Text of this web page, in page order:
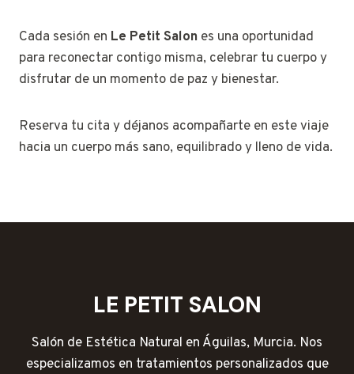
Cada sesión en Le Petit Salon es una oportunidad
para reconectar contigo misma, celebrar tu cuerpo y
disfrutar de un momento de paz y bienestar.
Reserva tu cita y déjanos acompañarte en este viaje
hacia un cuerpo más sano, equilibrado y lleno de vida.
LE PETIT SALON
Salón de Estética Natural en Águilas, Murcia. Nos
especializamos en tratamientos personalizados que